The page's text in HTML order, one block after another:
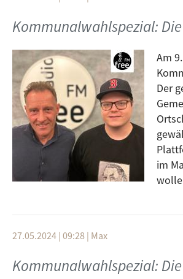
Was ihre Ideen und Schwerpunkte
kommenden fünf Jahre Ulmer
hört ihr in der Plattform.
Kommunalwahlspezial: Die
Am
Der
im
Gast, die für die CDU kandidieren.
Schwerpunkte für die kommenden
Kommunalpolitik sind, hört ihr in der
27.05.2024 | 09:28 | Max
Kommunalwahlspezial: